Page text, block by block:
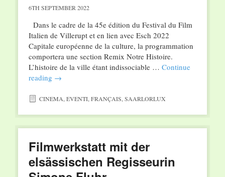
6TH SEPTEMBER 2022
Dans le cadre de la 45e édition du Festival du Film
Italien de Villerupt et en lien avec Esch 2022
Capitale européenne de la culture, la programmation
comportera une section Remix Notre Histoire.
L’histoire de la ville étant indissociable … Continue
reading →
CINEMA EVENTI, FRANÇAIS SAARLORLUX
Filmwerkstatt mit der
elsässischen Regisseurin